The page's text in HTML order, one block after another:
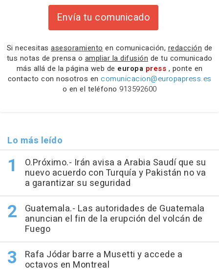
Envía tu comunicado
Si necesitas asesoramiento en comunicación, redacción de
tus notas de prensa o ampliar la difusión de tu comunicado
más allá de la página web de europa press , ponte en
contacto con nosotros en comunicacion@europapress.es
o en el teléfono 913592600
Lo más leído
O.Próximo.- Irán avisa a Arabia Saudí que su
nuevo acuerdo con Turquía y Pakistán no va
a garantizar su seguridad
Guatemala.- Las autoridades de Guatemala
anuncian el fin de la erupción del volcán de
Fuego
Rafa Jódar barre a Musetti y accede a
octavos en Montreal